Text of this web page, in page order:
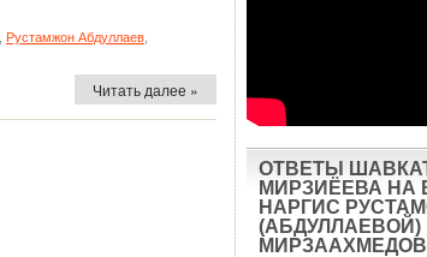
Рустамжон Абдуллаев
Читать далее »
ОТВЕТЫ
МИРЗИЁЕВА НА
НАРГИС
(АБДУЛЛАЕВОЙ)